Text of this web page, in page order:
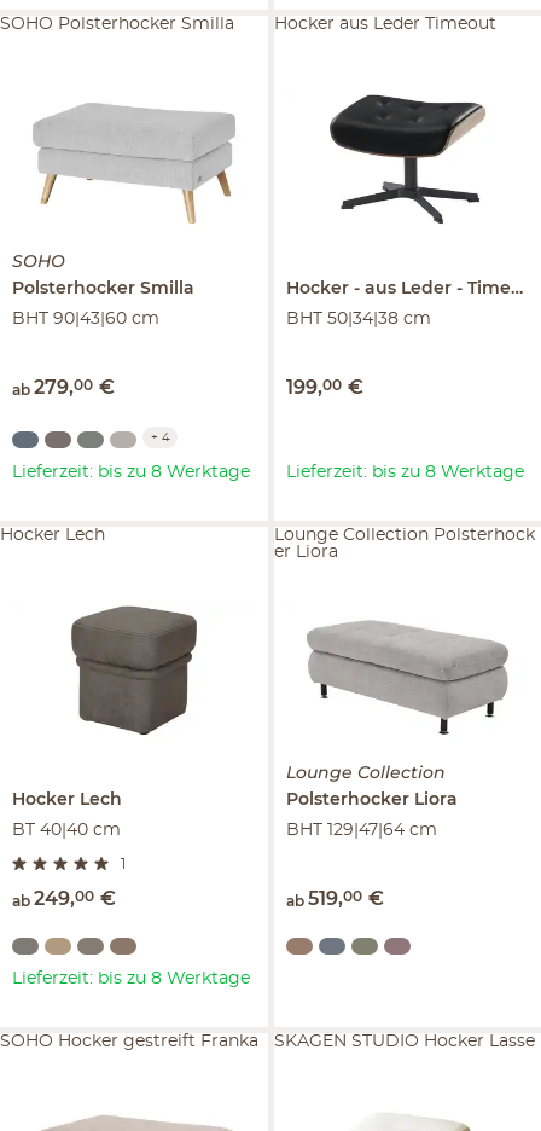
SOHO
Polsterhocker Smilla
BHT 90|43|60 cm
ab 279,00 €
SOHO Polsterhocker Smilla
+ 4
Lieferzeit: bis zu 8 Werktage
Hocker aus Leder
Timeout
BHT 50|34|38 cm
199,00 €
Hocker aus Leder Timeout
Lieferzeit: bis zu 8 Werktage
Hocker Lech
BT 40|40 cm
1
ab 249,00 €
Hocker Lech
Lieferzeit: bis zu 8 Werktage
Lounge Collection
Polsterhocker Liora
BHT 129|47|64 cm
ab 519,00 €
Lounge Collection Polsterhock
er Liora
SOHO Hocker gestreift Franka SKAGEN STUDIO Hocker Lasse